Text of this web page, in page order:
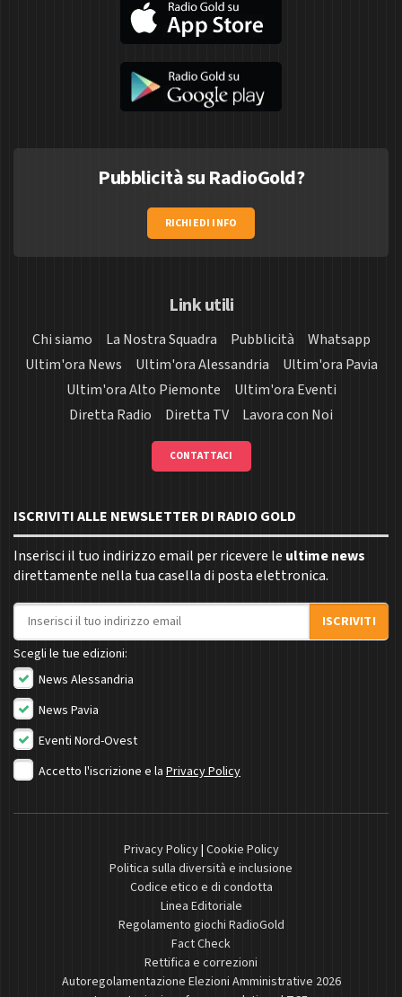
Pubblicità su RadioGold?
RICHIEDI INFO
Link utili
Chi siamo La Nostra Squadra Pubblicità
Whatsapp
Ultim'ora News
Ultim'ora Alessandria
Ultim'ora Pavia
Ultim'ora Alto Piemonte
Ultim'ora Eventi
Diretta Radio
Diretta TV Lavora con Noi
CONTATTACI
ISCRIVITI ALLE NEWSLETTER DI RADIO GOLD
Inserisci il tuo indirizzo email per ricevere le ultime news
direttamente nella tua casella di posta elettronica.
Indirizzo email
ISCRIVITI
Scegli le tue edizioni:
News Alessandria
News Pavia
Eventi Nord-Ovest
Accetto l'iscrizione e la Privacy Policy
Privacy Policy| Cookie Policy
Politica sulla diversità e inclusione
Codice etico e di condotta
Linea Editoriale
Regolamento giochi RadioGold
Fact Check
Rettifica e correzioni
Autoregolamentazione Elezioni Amministrative 2026